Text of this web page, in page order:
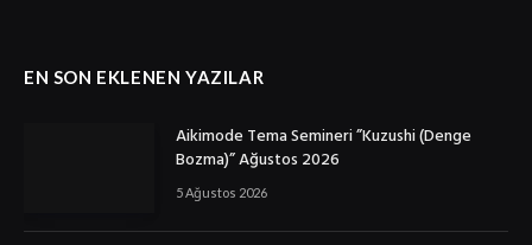
EN SON EKLENEN YAZILAR
Aikimode Tema Semineri ”Kuzushi (Denge
Bozma)” Ağustos 2026
5 Ağustos 2026